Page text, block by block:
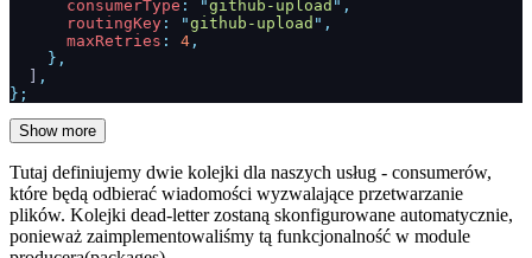
      consumerType
: "github-upload " ,
      routingKey
: "github-upload " ,
      maxRetries
: 4 ,
    },
,
};
Show more
Tutaj definiujemy dwie kolejki dla naszych usług - consumerów,
które będą odbierać wiadomości wyzwalające przetwarzanie
plików. Kolejki dead-letter zostaną skonfigurowane automatycznie,
ponieważ zaimplementowaliśmy tą funkcjonalność w module